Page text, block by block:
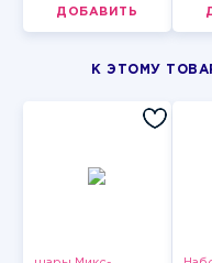
ДОБАВИТЬ
К ЭТОМУ